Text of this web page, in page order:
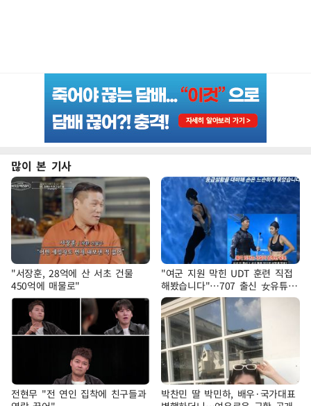
많이 본 기사
"서장훈, 28억에 산 서초 건물
450억에 매물로"
"여군 지원 막힌 UDT 훈련 직접
해봤습니다"…707 출신 女유튜버
'완벽 소화'
전현무 "전 연인 집착에 친구들과
박찬민 딸 박민하, 배우·국가대표